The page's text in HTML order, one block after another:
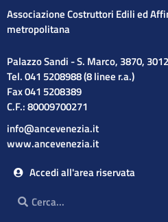
Associazione Costruttori Edili ed
metropolitana
Palazzo Sandi - S. Marco, 3870,
Tel. 041 5208988 (8 linee r.a.)
Fax 041 5208389
C.F.: 80009700271
info@ancevenezia.it
www.ancevenezia.it
Accedi all'area riservata
Cerca